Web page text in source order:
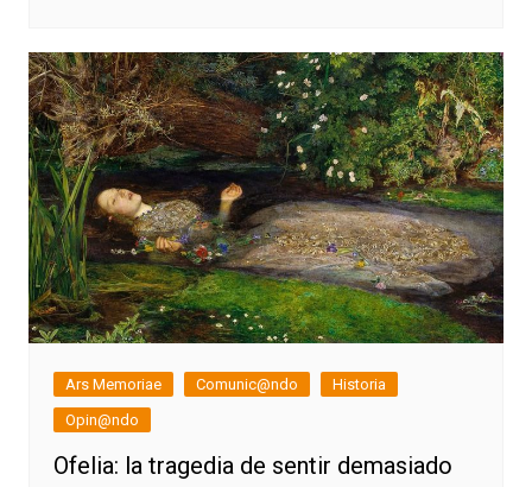
Ars Memoriae Comunic@ndo
Historia
Opin@ndo
Ofelia: la tragedia de sentir demasiado